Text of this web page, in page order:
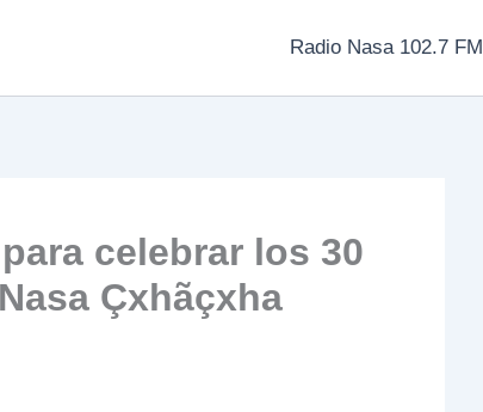
Radio Nasa 102.7 FM
celebrar los 30
Çxhãçxha